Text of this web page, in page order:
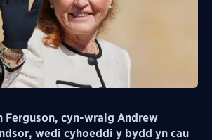
Ferguson, cyn-wraig Andrew
wedi cyhoeddi y bydd yn cau